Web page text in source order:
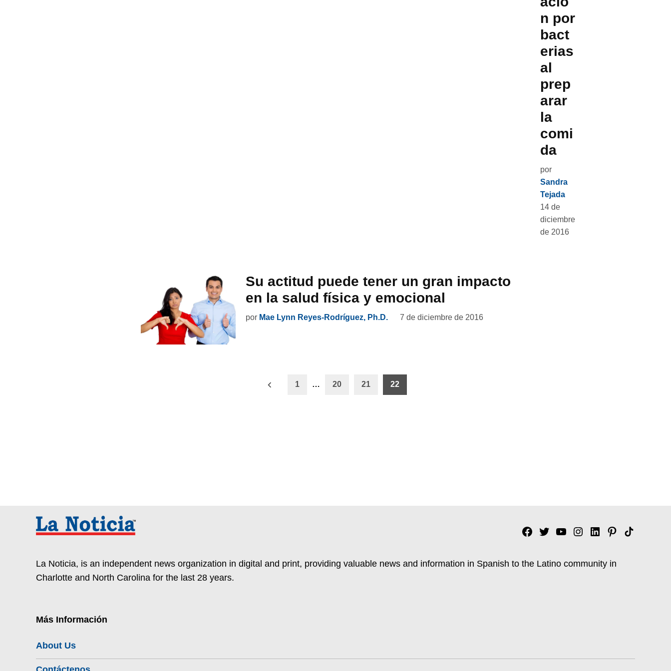
n por
bact
erias
al
prep
arar
la
comi
da
por
Sandra
Tejada
14 de
diciembre
de 2016
Su actitud puede tener un gran impacto
en la salud física y emocional
por Mae Lynn Reyes-Rodríguez, Ph.D. 7 de diciembre de 2016
1 … 20 21 22
Facebook
TwitterYouTubeInstagram
Linkedin
Pinterest
Tik
La Noticia, is an independent news organization in digital and print, providing valuable news and information in Spanish to the Latino community in
Charlotte and North Carolina for the last 28 years.
Más Información
About Us